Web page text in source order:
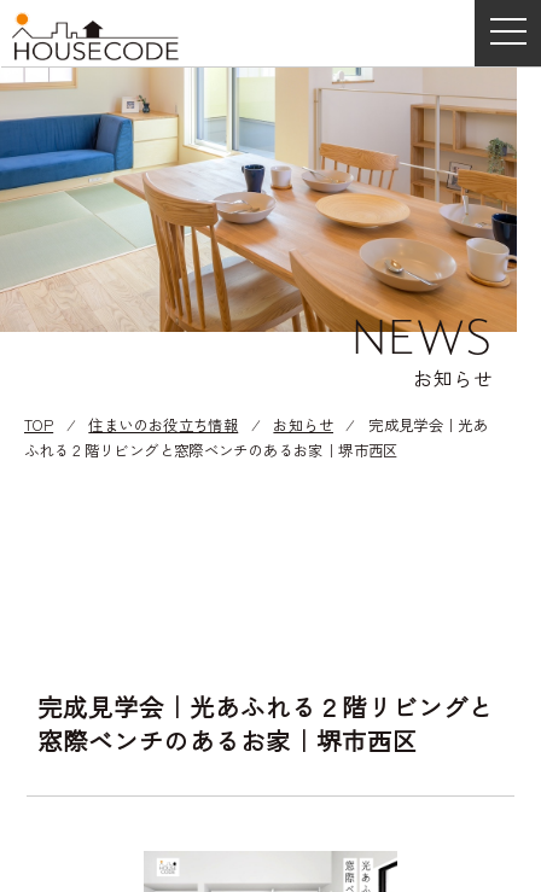
NEWS
お知らせ
TOP ⁄住まいのお役立ち情報 ⁄ お知らせ⁄ 完成見学会｜光あ
ふれる２階リビングと窓際ベンチのあるお家｜堺市西区
完成見学会｜光あふれる２階リビングと
窓際ベンチのあるお家｜堺市西区